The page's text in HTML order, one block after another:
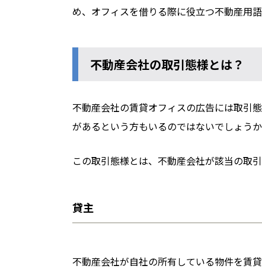
め、オフィスを借りる際に役立つ不動産用
不動産会社の取引態様とは？
不動産会社の賃貸オフィスの広告には取引
があるという方もいるのではないでしょうか
この取引態様とは、不動産会社が該当の取
貸主
不動産会社が自社の所有している物件を賃